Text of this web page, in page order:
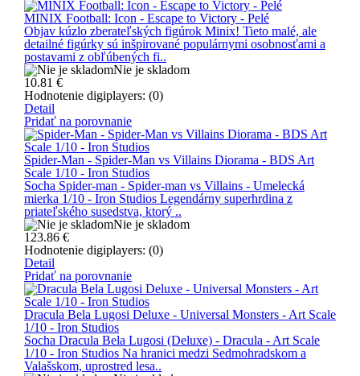
MINIX Football: Icon - Escape to Victory - Pelé
Objav kúzlo zberateľských figúrok Minix! Tieto malé, ale
detailné figúrky sú inšpirované populárnymi osobnosťami a
postavami z obľúbených fi..
Nie je skladom
10.81 €
Hodnotenie digiplayers: (0)
Detail
Pridať na porovnanie
Spider-Man - Spider-Man vs Villains Diorama - BDS Art
Scale 1/10 - Iron Studios
Socha Spider-man - Spider-man vs Villains - Umelecká
mierka 1/10 - Iron Studios Legendárny superhrdina z
priateľského susedstva, ktorý ..
Nie je skladom
123.86 €
Hodnotenie digiplayers: (0)
Detail
Pridať na porovnanie
Dracula Bela Lugosi Deluxe - Universal Monsters - Art Scale
1/10 - Iron Studios
Socha Dracula Bela Lugosi (Deluxe) - Dracula - Art Scale
1/10 - Iron Studios Na hranici medzi Sedmohradskom a
Valašskom, uprostred lesa..